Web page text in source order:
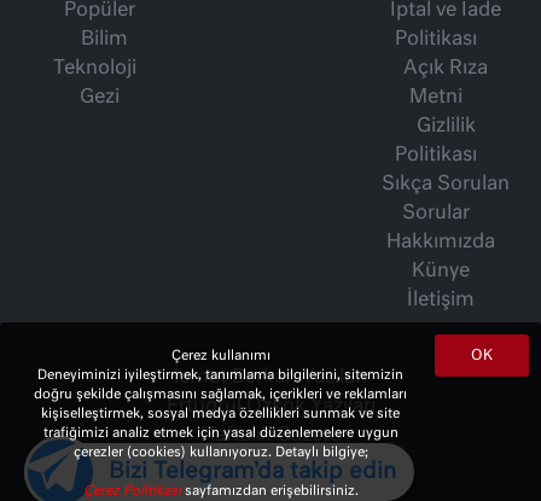
Popüler
Bilim
Teknoloji
Gezi
İptal ve İade
Politikası
Açık Rıza
Metni
Gizlilik
Politikası
Sıkça Sorulan
Sorular
Hakkımızda
Künye
İletişim
İsmet Berkan Yazıları
Ertuğrul Özkök Yazıları
Haftalık Gazete
OK
Çerez kullanımı
Deneyiminizi iyileştirmek, tanımlama bilgilerini, sitemizin
doğru şekilde çalışmasını sağlamak, içerikleri ve reklamları
kişiselleştirmek, sosyal medya özellikleri sunmak ve site
trafiğimizi analiz etmek için yasal düzenlemelere uygun
çerezler (cookies) kullanıyoruz. Detaylı bilgiye;
Çerez Politikasısayfamızdan erişebilirsiniz.
Bizi Telegram'da takip edin